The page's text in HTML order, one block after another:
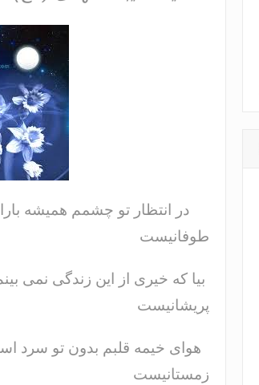
در انتظار تو چشمم همیشه
طوفانیست
بیا که خیری از این زندگی
پریشانیست
هوای خیمه قلبم بدون تو
زمستانیست